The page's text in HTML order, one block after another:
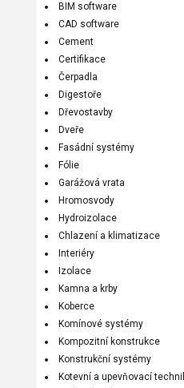
BIM software
CAD software
Cement
Certifikace
Čerpadla
Digestoře
Dřevostavby
Dveře
Fasádní systémy
Fólie
Garážová vrata
Hromosvody
Hydroizolace
Chlazení a klimatizace
Interiéry
Izolace
Kamna a krby
Koberce
Komínové systémy
Kompozitní konstrukce
Konstrukční systémy
Kotevní a upevňovací